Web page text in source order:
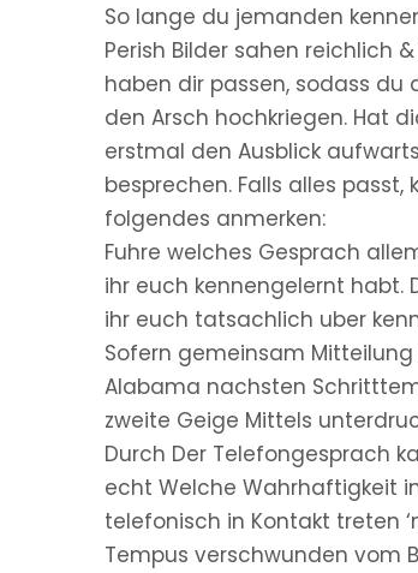
So lange du jemanden
Perish Bilder sahen reichlich
haben dir passen, sodass du
den Arsch hochkriegen. Hat
erstmal den Ausblick
besprechen. Falls alles
folgendes anmerken:
Fuhre welches Gesprach
ihr euch kennengelernt habt.
ihr euch tatsachlich uber
Sofern gemeinsam
Alabama nachsten
zweite Geige Mittels
Durch Der Telefongesprach
echt Welche Wahrhaftigkeit
telefonisch in Kontakt treten
Tempus verschwunden vom